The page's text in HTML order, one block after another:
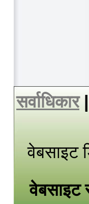
सर्वाधिकार
वेबसाइट
वेबसाइट